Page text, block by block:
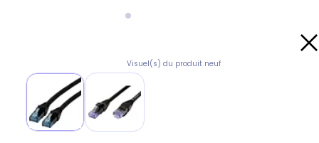
Visuel(s) du produit neuf